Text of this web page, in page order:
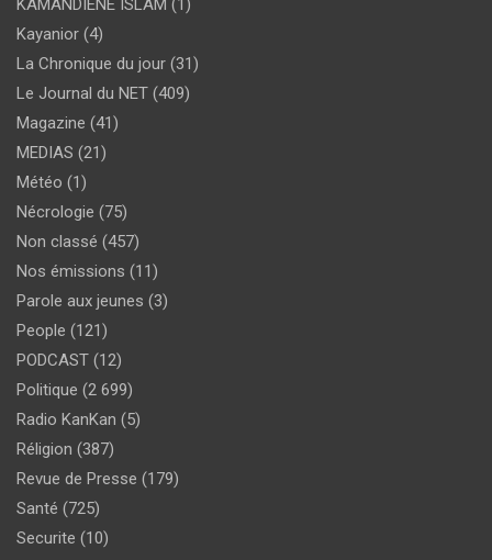
KAMANDIENE ISLAM (1)
Kayanior (4)
La Chronique du jour (31)
Le Journal du NET (409)
Magazine (41)
MEDIAS (21)
Météo (1)
Nécrologie (75)
Non classé (457)
Nos émissions (11)
Parole aux jeunes (3)
People (121)
PODCAST (12)
Politique (2 699)
Radio KanKan (5)
Réligion (387)
Revue de Presse (179)
Santé (725)
Securite (10)